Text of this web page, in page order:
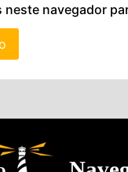
neste navegador